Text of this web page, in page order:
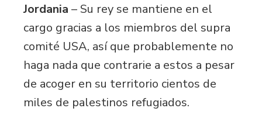
Jordania – Su rey se mantiene en el
cargo gracias a los miembros del supra
comité USA, así que probablemente no
haga nada que contrarie a estos a pesar
de acoger en su territorio cientos de
miles de palestinos refugiados.